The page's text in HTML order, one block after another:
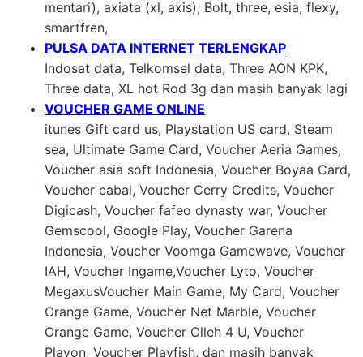
mentari), axiata (xl, axis), Bolt, three, esia, flexy,
smartfren,
PULSA DATA INTERNET TERLENGKAP
Indosat data, Telkomsel data, Three AON KPK,
Three data, XL hot Rod 3g dan masih banyak lagi
VOUCHER GAME ONLINE
itunes Gift card us, Playstation US card, Steam
sea, Ultimate Game Card, Voucher Aeria Games,
Voucher asia soft Indonesia, Voucher Boyaa Card,
Voucher cabal, Voucher Cerry Credits, Voucher
Digicash, Voucher fafeo dynasty war, Voucher
Gemscool, Google Play, Voucher Garena
Indonesia, Voucher Voomga Gamewave, Voucher
IAH, Voucher Ingame,Voucher Lyto, Voucher
MegaxusVoucher Main Game, My Card, Voucher
Orange Game, Voucher Net Marble, Voucher
Orange Game, Voucher Olleh 4 U, Voucher
Playon, Voucher Playfish, dan masih banyak